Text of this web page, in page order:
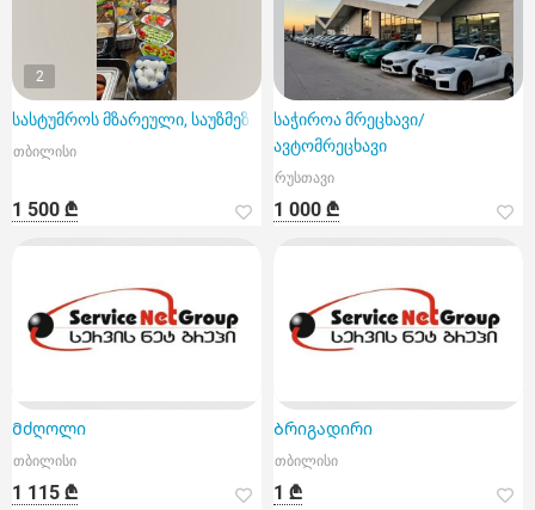
2
სასტუმროს მზარეული, საუზმეზე
თბილისი
1 500 ₾
საჭიროა მრეცხავი/
ავტომრეცხავი
რუსთავი
1 000 ₾
Მძღოლი
თბილისი
1 115 ₾
Ბრიგადირი
თბილისი
1 ₾